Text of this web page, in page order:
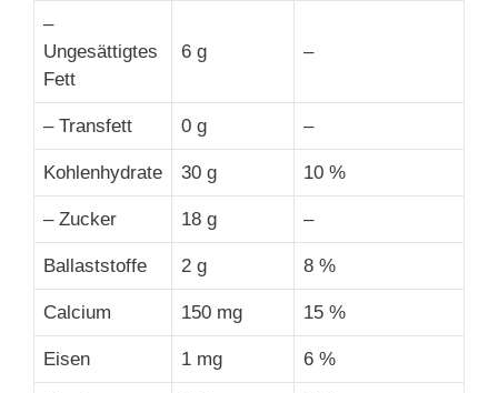
–
Ungesättigtes
Fett
6 g –
– Transfett 0 g –
Kohlenhydrate 30 g 10 %
– Zucker 18 g –
Ballaststoffe 2 g 8 %
Calcium 150 mg 15 %
Eisen 1 mg 6 %